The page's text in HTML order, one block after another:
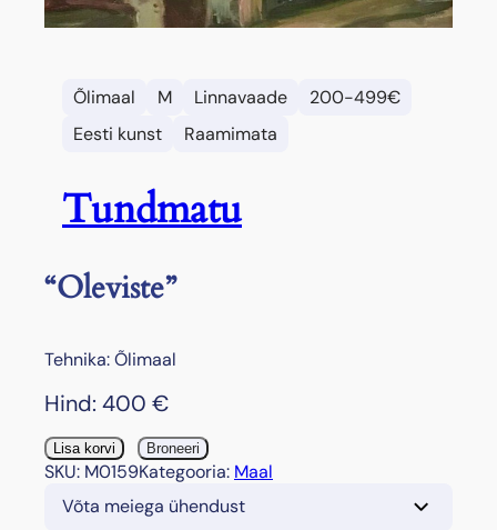
Õlimaal M Linnavaade
200-499€
Eesti kunst
Raamimata
Tundmatu
“Oleviste”
Tehnika: Õlimaal
Hind: 400 €
"
O
Lisa korvi Broneeri
SKU: M0159Kategooria: Maal
Võta meiega ühendust